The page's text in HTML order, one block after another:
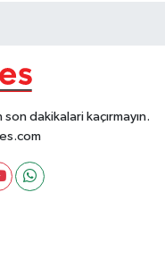
dakikalari kaçırmayın.